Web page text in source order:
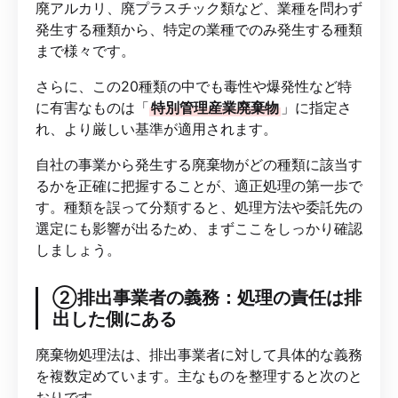
廃アルカリ、廃プラスチック類など、業種を問わず
発生する種類から、特定の業種でのみ発生する種類
まで様々です。
さらに、この20種類の中でも毒性や爆発性など特
に有害なものは「特別管理産業廃棄物 」に指定さ
れ、より厳しい基準が適用されます。
自社の事業から発生する廃棄物がどの種類に該当す
るかを正確に把握することが、適正処理の第一歩で
す。種類を誤って分類すると、処理方法や委託先の
選定にも影響が出るため、まずここをしっかり確認
しましょう。
②排出事業者の義務：処理の責任は排
出した側にある
廃棄物処理法は、排出事業者に対して具体的な義務
を複数定めています。主なものを整理すると次のと